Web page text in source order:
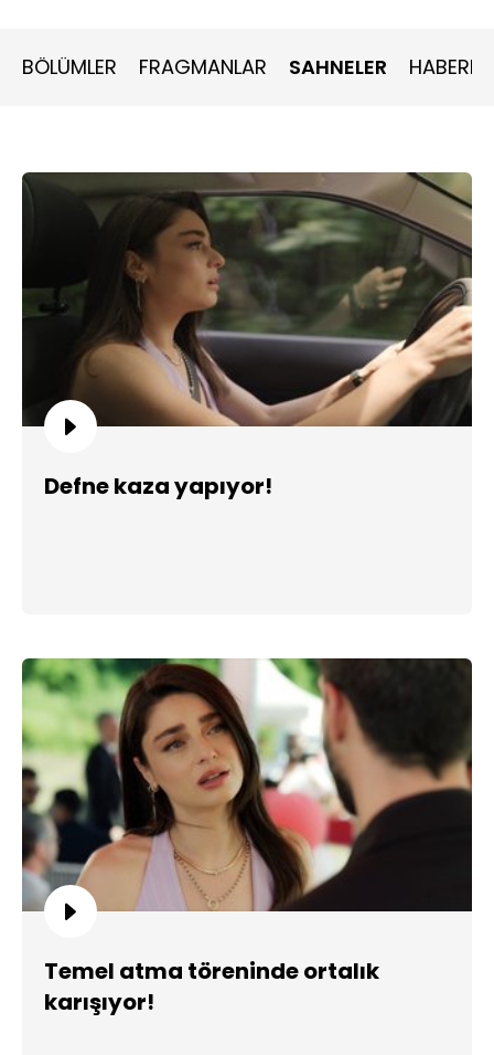
BÖLÜMLER FRAGMANLAR SAHNELER
Defne kaza yapıyor!
Temel atma töreninde ortalık
karışıyor!